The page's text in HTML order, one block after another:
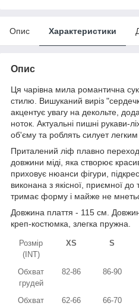
Опис Характеристики
Опис
Ця чарівна мила романтична
стилю. Вишуканий виріз
акцентує увагу на декольте,
ноток. Актуальні пишні рукави-
об'єму та роблять силует легким
Приталений ліф плавно
довжини міді, яка створює
приховує нюанси фігури,
виконана з якісної, приємної до
тримає форму і майже не
Довжина плаття - 115 см.
креп-костюмка, злегка пружна.
Розмір
(INT)
XS S
Обхват
грудей
82-86 86-90
Обхват
62-66 66-70